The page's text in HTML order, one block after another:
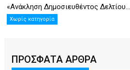
«Ανάκληση Δημοσιευθέντος Δελτίου...
Χωρίς κατηγορία
ΠΡΟΣΦΑΤΑ ΑΡΘΡΑ